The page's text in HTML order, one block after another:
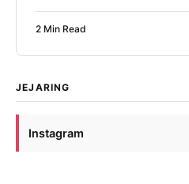
masing-masing. Bahkan, ia
mendatang. Harapan itu
2 Min Read
JEJARING
Instagram